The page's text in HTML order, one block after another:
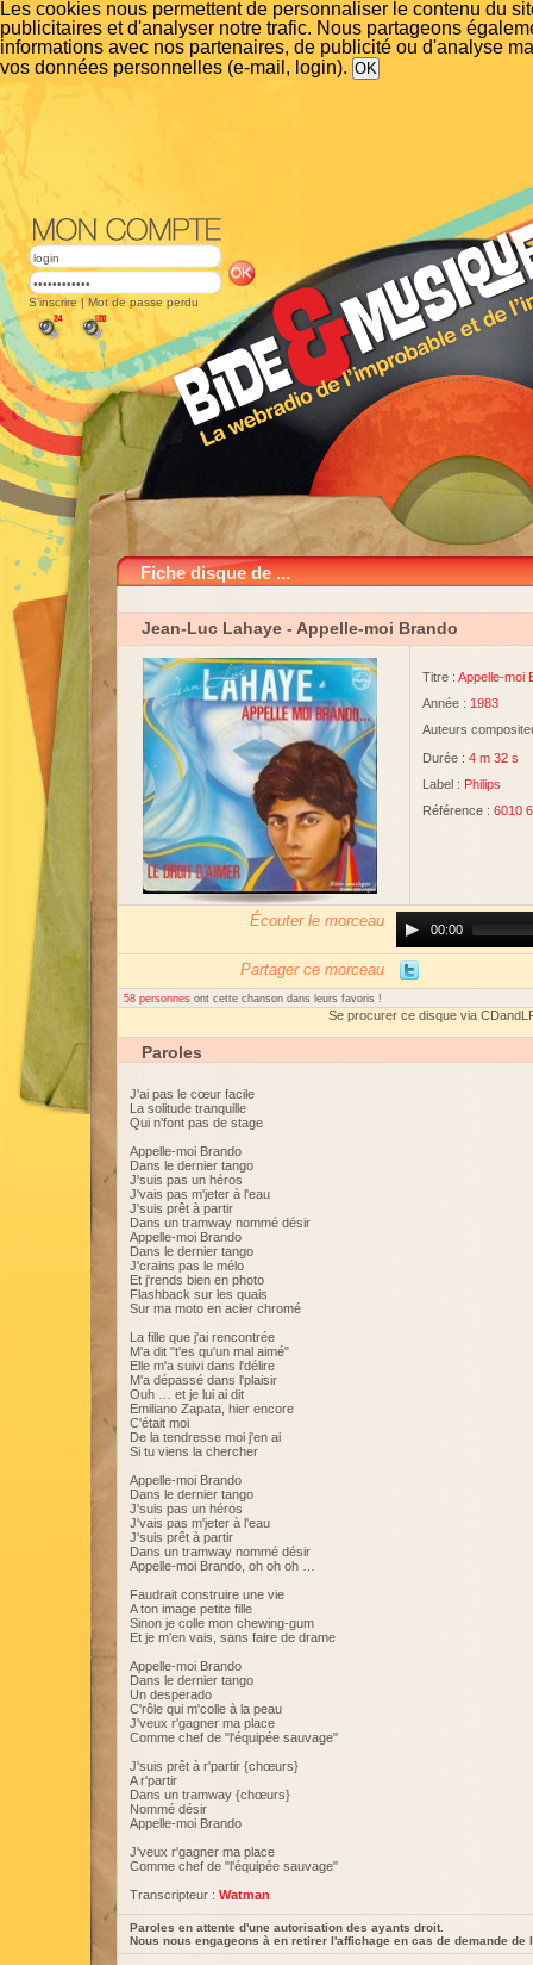
Les cookies nous permettent de personnaliser le contenu du
publicitaires et d'analyser notre trafic. Nous partageons
informations avec nos partenaires, de publicité ou d'analyse
vos données personnelles (e-mail, login).
S'inscrire | Mot de passe perdu
Fiche disque de ...
Jean-Luc Lahaye - Appelle-moi Brando
Titre : Appelle-moi
Année : 1983
Auteurs
Durée : 4 m 32 s
Label : Philips
Référence : 6010
Écouter le morceau
Player00:00
Partager ce morceau
58 personnes ont cette chanson dans leurs favoris !
Se procurer ce disque via
Paroles
J'ai pas le cœur facile
La solitude tranquille
Qui n'font pas de stage
Appelle-moi Brando
Dans le dernier tango
J'suis pas un héros
J'vais pas m'jeter à l'eau
J'suis prêt à partir
Dans un tramway nommé désir
Appelle-moi Brando
Dans le dernier tango
J'crains pas le mélo
Et j'rends bien en photo
Flashback sur les quais
Sur ma moto en acier chromé
La fille que j'ai rencontrée
M'a dit "t'es qu'un mal aimé"
Elle m'a suivi dans l'délire
M'a dépassé dans l'plaisir
Ouh … et je lui ai dit
Emiliano Zapata, hier encore
C'était moi
De la tendresse moi j'en ai
Si tu viens la chercher
Appelle-moi Brando
Dans le dernier tango
J'suis pas un héros
J'vais pas m'jeter à l'eau
J'suis prêt à partir
Dans un tramway nommé désir
Appelle-moi Brando, oh oh oh …
Faudrait construire une vie
A ton image petite fille
Sinon je colle mon chewing-gum
Et je m'en vais, sans faire de drame
Appelle-moi Brando
Dans le dernier tango
Un desperado
C'rôle qui m'colle à la peau
J'veux r'gagner ma place
Comme chef de "l'équipée sauvage"
J'suis prêt à r'partir {chœurs}
A r'partir
Dans un tramway {chœurs}
Nommé désir
Appelle-moi Brando
J'veux r'gagner ma place
Comme chef de "l'équipée sauvage"
Transcripteur : Watman
Paroles en attente d'une autorisation des ayants droit.
Nous nous engageons à en retirer l'affichage en cas de demande de